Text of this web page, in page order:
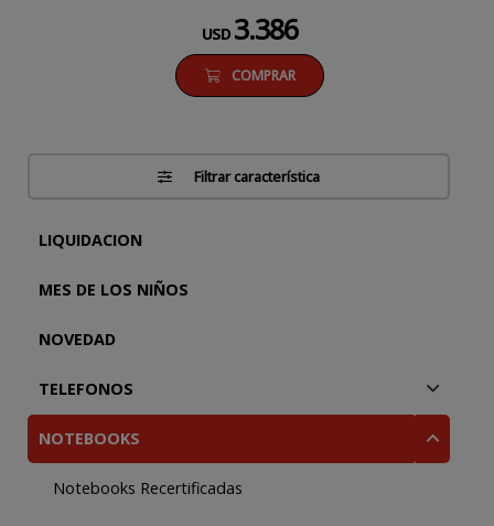
USD 3.386
COMPRAR
Filtrar característica
LIQUIDACION
MES DE LOS NIÑOS
NOVEDAD
TELEFONOS
NOTEBOOKS
Notebooks Recertificadas